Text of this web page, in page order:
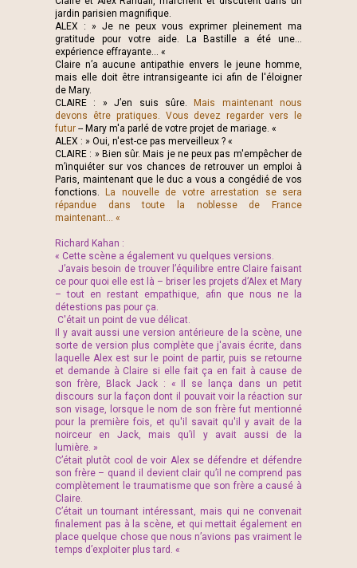
jardin parisien magnifique.
ALEX : » Je ne peux vous exprimer pleinement ma
gratitude pour votre aide. La Bastille a été une...
expérience effrayante... «
Claire n’a aucune antipathie envers le jeune homme,
mais elle doit être intransigeante ici afin de l'éloigner
de Mary.
CLAIRE : » J’en suis sûre.Mais maintenant nous
devons être pratiques. Vous devez regarder vers le
futur -- Mary m'a parlé de votre projet de mariage. «
ALEX : » Oui, n'est-ce pas merveilleux ? «
CLAIRE : » Bien sûr. Mais je ne peux pas m'empêcher de
m’inquiéter sur vos chances de retrouver un emploi à
Paris, maintenant que le duc a vous a congédié de vos
fonctions.La nouvelle de votre arrestation se sera
répandue dans toute la noblesse de France
maintenant... «
Richard Kahan :
« Cette scène a également vu quelques versions.
J’avais besoin de trouver l’équilibre entre Claire faisant
ce pour quoi elle est là – briser les projets d’Alex et Mary
– tout en restant empathique, afin que nous ne la
détestions pas pour ça.
C'était un point de vue délicat.
Il y avait aussi une version antérieure de la scène, une
sorte de version plus complète que j'avais écrite, dans
laquelle Alex est sur le point de partir, puis se retourne
et demande à Claire si elle fait ça en fait à cause de
son frère, Black Jack : « Il se lança dans un petit
discours sur la façon dont il pouvait voir la réaction sur
son visage, lorsque le nom de son frère fut mentionné
pour la première fois, et qu'il savait qu'il y avait de la
noirceur en Jack, mais qu’il y avait aussi de la
lumière. »
C’était plutôt cool de voir Alex se défendre et défendre
son frère – quand il devient clair qu’il ne comprend pas
complètement le traumatisme que son frère a causé à
Claire.
C’était un tournant intéressant, mais qui ne convenait
finalement pas à la scène, et qui mettait également en
place quelque chose que nous n’avions pas vraiment le
temps d’exploiter plus tard. «